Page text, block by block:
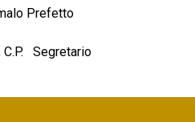
Prefetto
Segretario